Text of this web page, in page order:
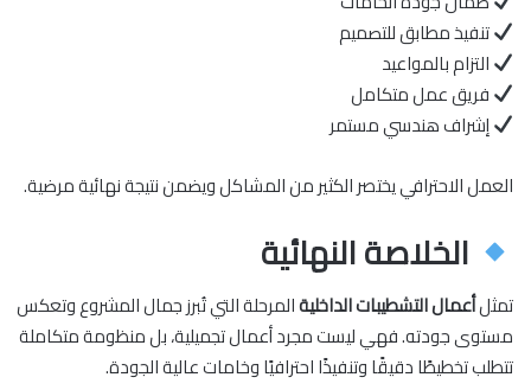
تنفيذ مطابق للتصميم
التزام بالمواعيد
فريق عمل متكامل
إشراف هندسي مستمر
العمل الاحترافي يختصر الكثير من المشاكل ويضمن نتيجة نهائية مرضية.
الخلاصة النهائية
تمثلأعمال التشطيبات الداخليةالمرحلة التي تُبرز جمال المشروع وتعكس
مستوى جودته. فهي ليست مجرد أعمال تجميلية، بل منظومة متكاملة
تتطلب تخطيطًا دقيقًا وتنفيذًا احترافيًا وخامات عالية الجودة.